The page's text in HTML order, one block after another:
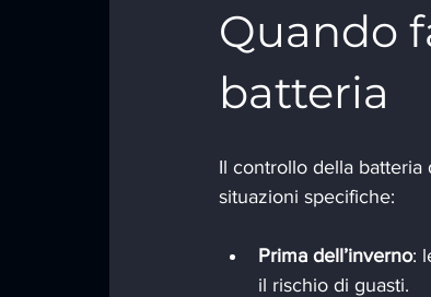
Quando
batteria
Il controllo della
situazioni specifiche:
Prima dell’inverno:
il rischio di guasti.